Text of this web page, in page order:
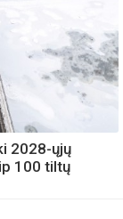
2028-ųjų
100 tiltų